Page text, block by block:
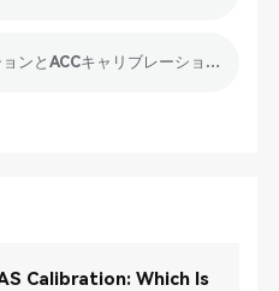
lower： ACCキャリブレーションとACCキャリブレーションツールの推奨事項について詳しく知る
Calibration: Which Is